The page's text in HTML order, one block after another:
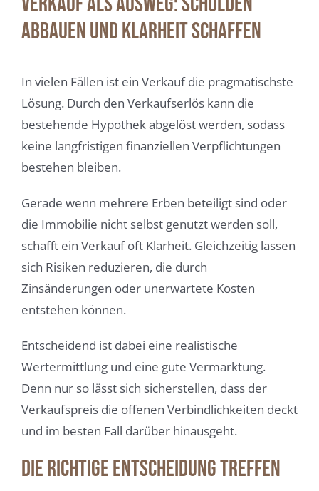
abbauen und Klarheit schaffen
In vielen Fällen ist ein Verkauf die pragmatischste
Lösung. Durch den Verkaufserlös kann die
bestehende Hypothek abgelöst werden, sodass
keine langfristigen finanziellen Verpflichtungen
bestehen bleiben.
Gerade wenn mehrere Erben beteiligt sind oder
die Immobilie nicht selbst genutzt werden soll,
schafft ein Verkauf oft Klarheit. Gleichzeitig lassen
sich Risiken reduzieren, die durch
Zinsänderungen oder unerwartete Kosten
entstehen können.
Entscheidend ist dabei eine realistische
Wertermittlung und eine gute Vermarktung.
Denn nur so lässt sich sicherstellen, dass der
Verkaufspreis die offenen Verbindlichkeiten deckt
und im besten Fall darüber hinausgeht.
Die richtige Entscheidung treffen